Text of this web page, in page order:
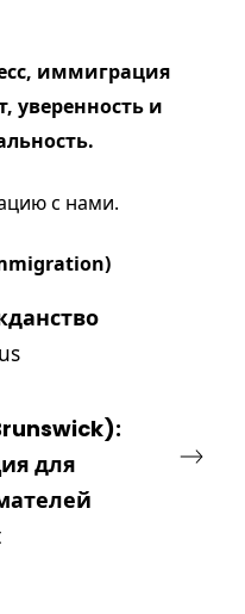
иммиграция
уверенность и
с нами.
для